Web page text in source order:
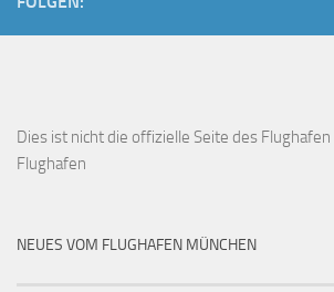
Dies ist nicht die offizielle Seite des
Flughafen
NEUES VOM FLUGHAFEN MÜNCHEN